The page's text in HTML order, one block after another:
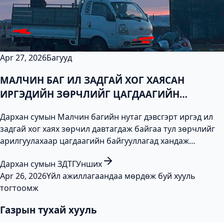
Apr 27, 2026Багууд
МАЛЧИН БАГ ИЛ ЗАДГАЙ ХОГ ХАЯСАН
ИРГЭДИЙН ЗӨРЧЛИЙГ ЦАГДААГИЙН
Дархан сумын Малчин багийн нутаг дэвсгэрт иргэд ил
задгай хог хаях зөрчил давтагдаж байгаа тул зөрчлийг
арилгуулахаар цагдаагийн байгууллагад хандаж
Дархан сумын ЗДТГУнших
Apr 26, 2026Үйл ажиллагаандаа мөрдөж буй хууль
тогтоомж
Газрын тухай хууль